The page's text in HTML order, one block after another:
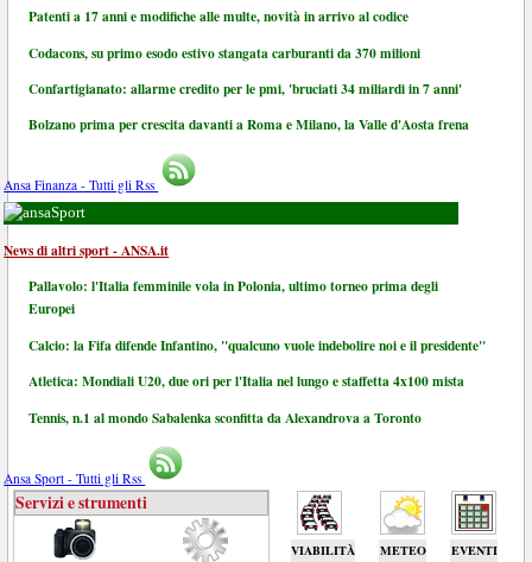
Patenti a 17 anni e modifiche alle multe, novità in arrivo al codice
Codacons, su primo esodo estivo stangata carburanti da 370 milioni
Confartigianato: allarme credito per le pmi, 'bruciati 34 miliardi in 7 anni'
Bolzano prima per crescita davanti a Roma e Milano, la Valle d'Aosta frena
Ansa Finanza - Tutti gli Rss
Sport
News di altri sport - ANSA.it
Pallavolo: l'Italia femminile vola in Polonia, ultimo torneo prima degli
Europei
Calcio: la Fifa difende Infantino, "qualcuno vuole indebolire noi e il presidente"
Atletica: Mondiali U20, due ori per l'Italia nel lungo e staffetta 4x100 mista
Tennis, n.1 al mondo Sabalenka sconfitta da Alexandrova a Toronto
Ansa Sport - Tutti gli Rss
VIABILITÀ METEO EVENTI
Servizi e strumenti